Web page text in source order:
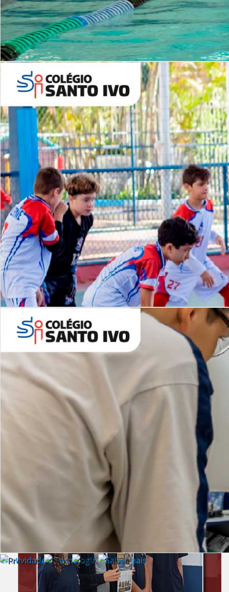
Período Integral | Saiba mais
Desafios | Saiba mais
Criatividade e Tecnologia | Saiba mais
Lista de vídeos
NOSSOCANAL